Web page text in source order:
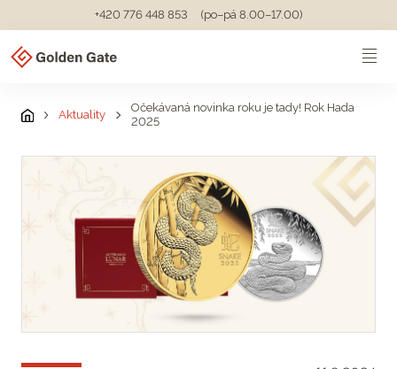
+420 776 448 853 (po–pá 8.00–17.00)
Aktuality
Očekávaná novinka roku je tady! Rok Hada
2025